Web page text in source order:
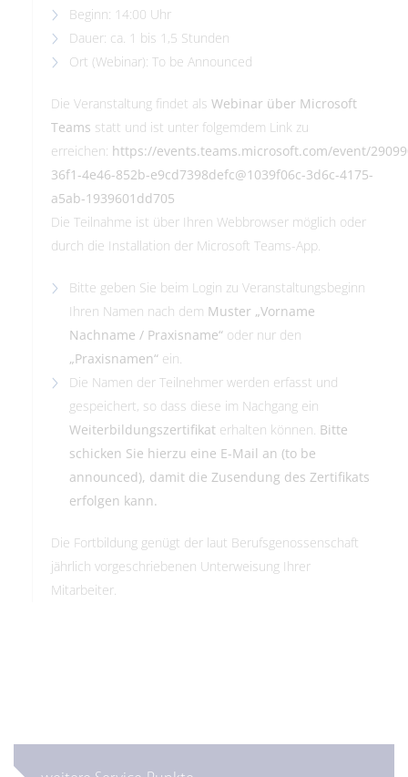
Beginn: 14:00 Uhr
Dauer: ca. 1 bis 1,5 Stunden
Ort (Webinar): To be Announced
Die Veranstaltung findet als Webinar über Microsoft
Teams statt und ist unter folgemdem Link zu
erreichen: https://events.teams.microsoft.com/event/
36f1-4e46-852b-e9cd7398defc@1039f06c-3d6c-4175-
a5ab-1939601dd705
Die Teilnahme ist über Ihren Webbrowser möglich oder
durch die Installation der Microsoft Teams-App.
Bitte geben Sie beim Login zu Veranstaltungsbeginn
Ihren Namen nach dem Muster „Vorname
Nachname / Praxisname“ oder nur den
„Praxisnamen“ ein.
Die Namen der Teilnehmer werden erfasst und
gespeichert, so dass diese im Nachgang ein
Weiterbildungszertifikat erhalten können. Bitte
schicken Sie hierzu eine E-Mail an (to be
announced), damit die Zusendung des Zertifikats
erfolgen kann.
Die Fortbildung genügt der laut Berufsgenossenschaft
jährlich vorgeschriebenen Unterweisung Ihrer
Mitarbeiter.